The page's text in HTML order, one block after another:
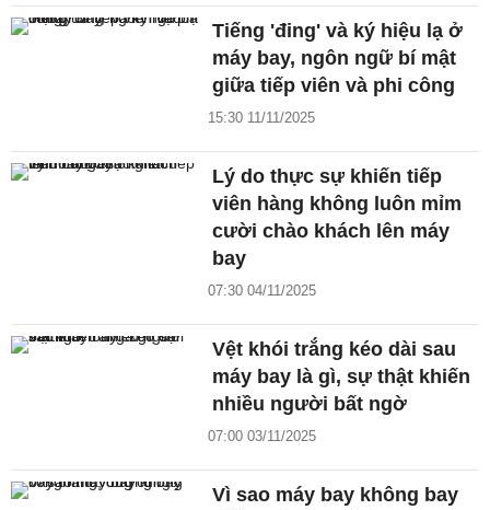
Tiếng 'đing' và ký hiệu lạ ở
máy bay, ngôn ngữ bí mật
giữa tiếp viên và phi công
15:30 11/11/2025
Lý do thực sự khiến tiếp
viên hàng không luôn mỉm
cười chào khách lên máy
bay
07:30 04/11/2025
Vệt khói trắng kéo dài sau
máy bay là gì, sự thật khiến
nhiều người bất ngờ
07:00 03/11/2025
Vì sao máy bay không bay